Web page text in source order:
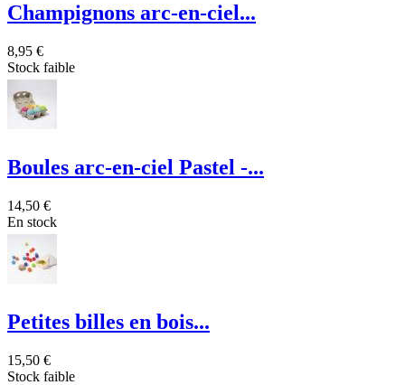
Champignons arc-en-ciel...
8,95 €
Stock faible
Boules arc-en-ciel Pastel -...
14,50 €
En stock
Petites billes en bois...
15,50 €
Stock faible